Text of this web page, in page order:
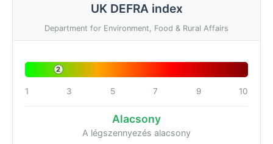
UK DEFRA index
Department for Environment, Food & Rural Affairs
2
1 3 5 7 9 10
Alacsony
A légszennyezés alacsony